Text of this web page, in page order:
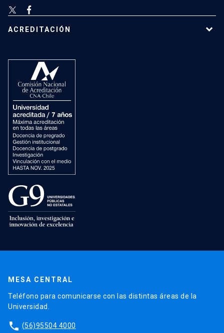
ACREDITACIÓN
MESA CENTRAL
Teléfono para comunicarse con las distintas áreas de la
Universidad.
phone (56)95504 4000